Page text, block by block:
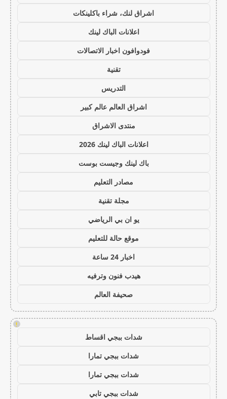
اشراق لنك، شراء باكلينكات
اعلانات الباك لينك
فودوافون اخبار الاتصالات
تقنية
التدريس
اشراق العالم عالم كبير
منتدى الاشراق
اعلانات الباك لينك 2026
باك لينك وجيست بوست
مصادر التعليم
مجلة تقنية
يو ان بي الرياضي
موقع حالة للتعليم
اخبار 24 ساعة
هيدب فنون وترفيه
صحيفة العالم
!
شدات ببجي اقساط
شدات ببجي تمارا
شدات ببجي تمارا
شدات ببجي تابي